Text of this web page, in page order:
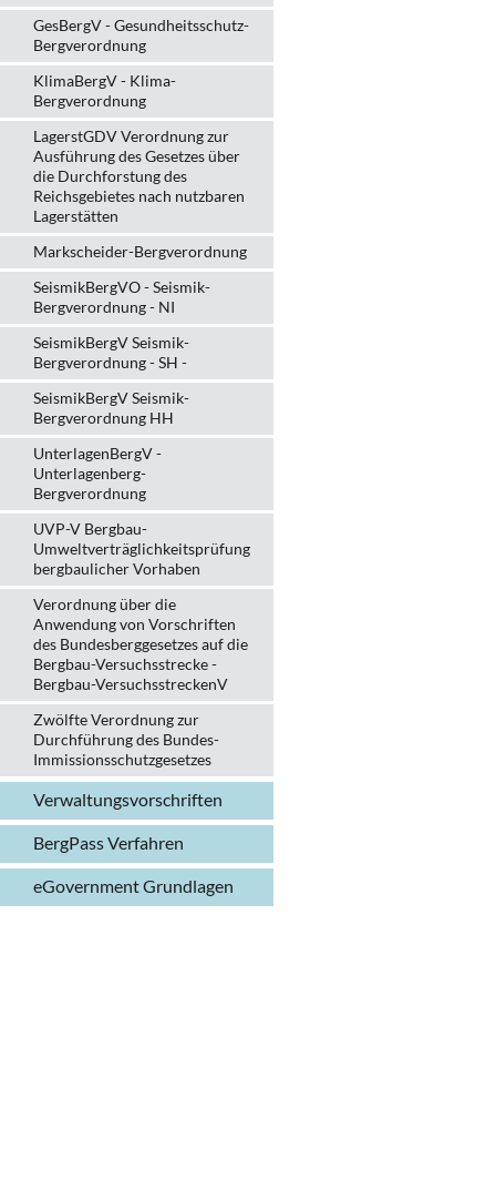
GesBergV - Gesundheitsschutz-
Bergverordnung
KlimaBergV - Klima-
Bergverordnung
LagerstGDV Verordnung zur
Ausführung des Gesetzes über
die Durchforstung des
Reichsgebietes nach nutzbaren
Lagerstätten
Markscheider-Bergverordnung
SeismikBergVO - Seismik-
Bergverordnung - NI
SeismikBergV Seismik-
Bergverordnung - SH -
SeismikBergV Seismik-
Bergverordnung HH
UnterlagenBergV -
Unterlagenberg-
Bergverordnung
UVP-V Bergbau-
Umweltverträglichkeits­prüfung
bergbau­licher Vorhaben
Verordnung über die
Anwendung von Vorschriften
des Bundesberggesetzes auf die
Bergbau-Versuchsstrecke -
Bergbau-VersuchsstreckenV
Zwölfte Verordnung zur
Durchführung des Bundes-
Immissionsschutzgesetzes
Verwaltungs­vorschriften
BergPass Verfahren
eGovernment Grundlagen